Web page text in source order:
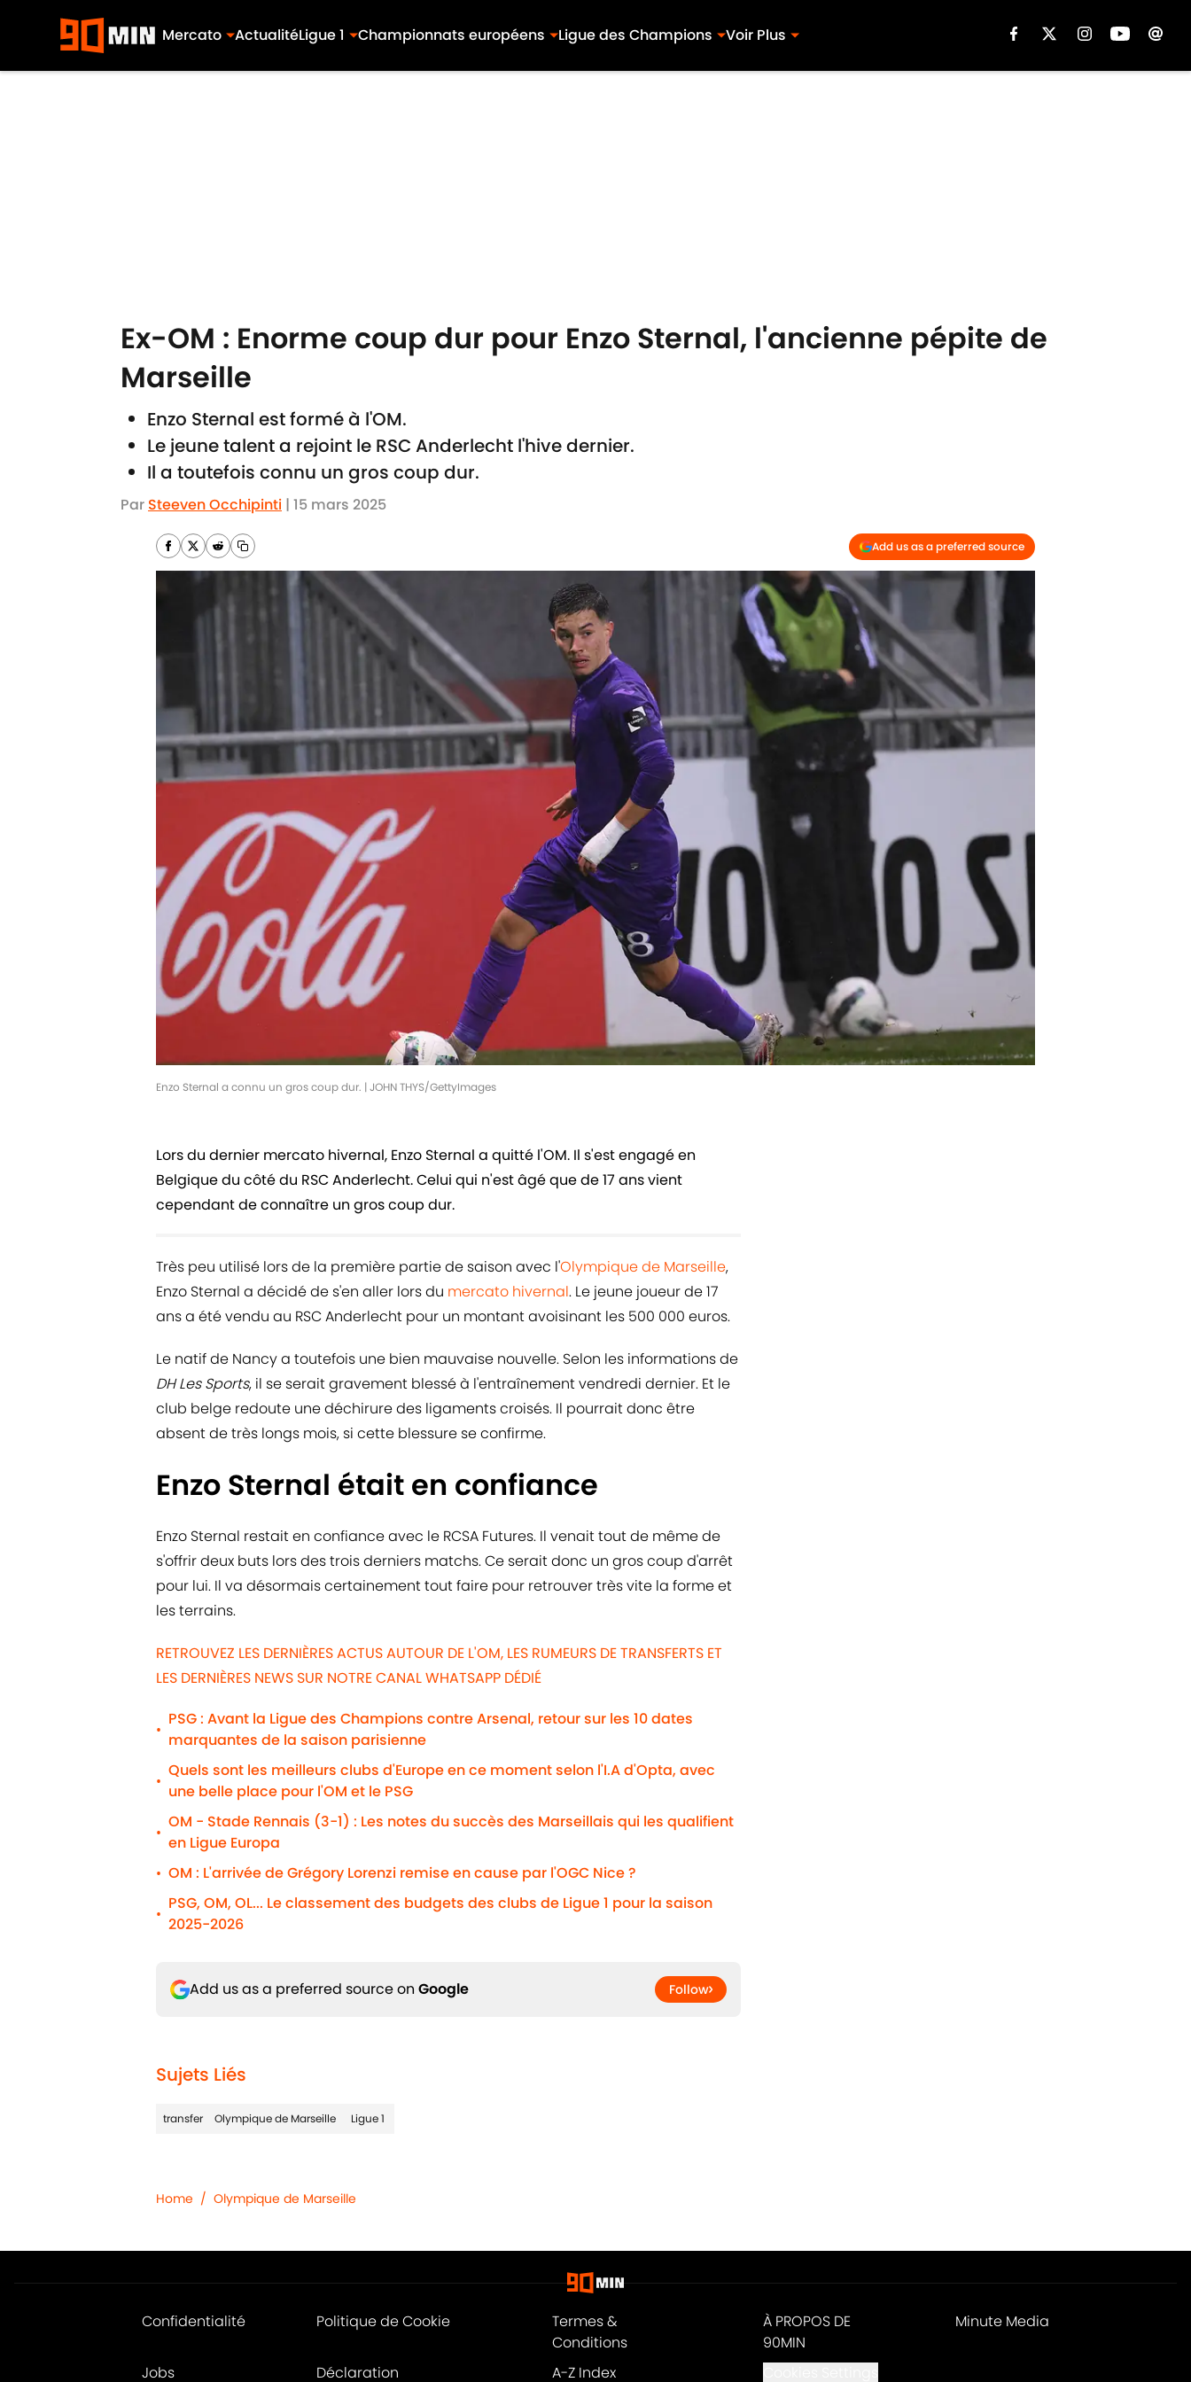
Mercato ActualitéLigue 1 Championnats européens Ligue des Champions Voir Plus
Ex-OM : Enorme coup dur pour Enzo Sternal, l'ancienne pépite de
Marseille
Enzo Sternal est formé à l'OM.
Le jeune talent a rejoint le RSC Anderlecht l'hive dernier.
Il a toutefois connu un gros coup dur.
Par Steeven Occhipinti | 15 mars 2025
Add us as a preferred source
Enzo Sternal a connu un gros coup dur. | JOHN THYS/GettyImages
Lors du dernier mercato hivernal, Enzo Sternal a quitté l'OM. Il s'est engagé en
Belgique du côté du RSC Anderlecht. Celui qui n'est âgé que de 17 ans vient
cependant de connaître un gros coup dur.
Très peu utilisé lors de la première partie de saison avec l'Olympique de Marseille,
Enzo Sternal a décidé de s'en aller lors du mercato hivernal. Le jeune joueur de 17
ans a été vendu au RSC Anderlecht pour un montant avoisinant les 500 000 euros.
Le natif de Nancy a toutefois une bien mauvaise nouvelle. Selon les informations de
DH Les Sports, il se serait gravement blessé à l'entraînement vendredi dernier. Et le
club belge redoute une déchirure des ligaments croisés. Il pourrait donc être
absent de très longs mois, si cette blessure se confirme.
Enzo Sternal était en confiance
Enzo Sternal restait en confiance avec le RCSA Futures. Il venait tout de même de
s'offrir deux buts lors des trois derniers matchs. Ce serait donc un gros coup d'arrêt
pour lui. Il va désormais certainement tout faire pour retrouver très vite la forme et
les terrains.
RETROUVEZ LES DERNIÈRES ACTUS AUTOUR DE L'OM, LES RUMEURS DE TRANSFERTS ET
LES DERNIÈRES NEWS SUR NOTRE CANAL WHATSAPP DÉDIÉ
•
PSG : Avant la Ligue des Champions contre Arsenal, retour sur les 10 dates
marquantes de la saison parisienne
•
Quels sont les meilleurs clubs d'Europe en ce moment selon l'I.A d'Opta, avec
une belle place pour l'OM et le PSG
•
OM - Stade Rennais (3-1) : Les notes du succès des Marseillais qui les qualifient
en Ligue Europa
• OM : L'arrivée de Grégory Lorenzi remise en cause par l'OGC Nice ?
•
PSG, OM, OL... Le classement des budgets des clubs de Ligue 1 pour la saison
2025-2026
Add us as a preferred source on Google Follow
Sujets Liés
transfer Olympique de Marseille Ligue 1
Home / Olympique de Marseille
Confidentialité Politique de Cookie
Termes &
Conditions
À PROPOS DE
90MIN
Minute Media
Jobs Déclaration A-Z Index